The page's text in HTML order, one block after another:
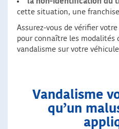
cette situation, une
Assurez-vous de vérifier
pour connaître les modalités
vandalisme sur votre
Vandalisme
qu’un